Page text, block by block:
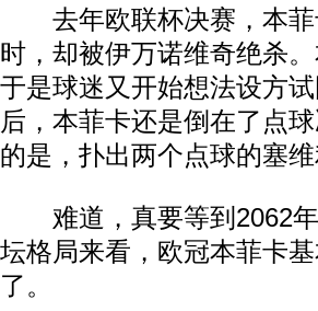
去年欧联杯决赛，本菲
时，却被伊万诺维奇绝杀
于是球迷又开始想法设方
后，本菲卡还是倒在了点
的是，扑出两个点球的塞
难道，真要等到2062年
坛格局来看，欧冠本菲卡
了。